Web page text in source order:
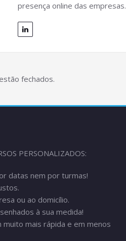
presença online das empresas.
fechados.
PERSONALIZADOS:
datas nem por turmas!
ou ao domicílio.
à sua medida!
muito mais rápida e em menos